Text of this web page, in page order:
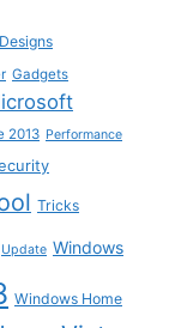
Designs
Gadgets
2013 Performance
Tricks
Update Windows
Windows Home